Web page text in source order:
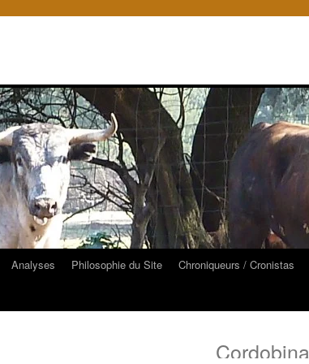
Analyses Philosophie du Site Chroniqueurs / Cronistas
Cordobina